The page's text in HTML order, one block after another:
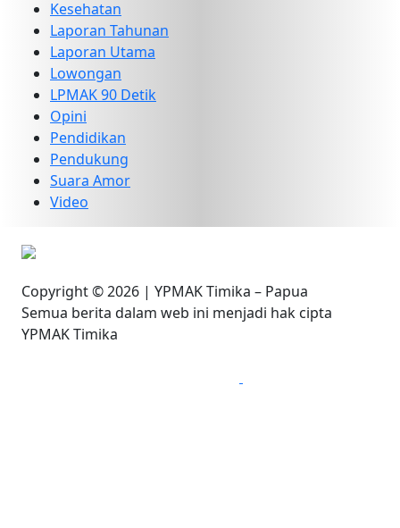
Kesehatan
Laporan Tahunan
Laporan Utama
Lowongan
LPMAK 90 Detik
Opini
Pendidikan
Pendukung
Suara Amor
Video
Copyright © 2026 | YPMAK Timika – Papua
Semua berita dalam web ini menjadi hak cipta
YPMAK Timika